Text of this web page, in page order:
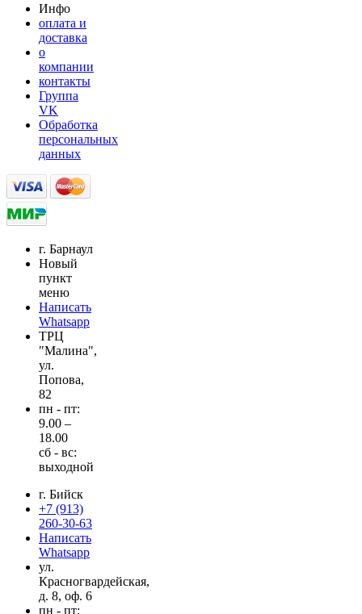
Инфо
оплата и
доставка
о
компании
контакты
Группа
VK
Обработка
персональных
данных
г. Барнаул
Новый
пункт
меню
Написать
Whatsapp
ТРЦ
"Малина",
ул.
Попова,
82
пн - пт:
9.00 –
18.00
cб - вс:
выходной
г. Бийск
+7 (913)
260-30-63
Написать
Whatsapp
ул.
Красногвардейская,
д. 8, оф. 6
пн - пт: